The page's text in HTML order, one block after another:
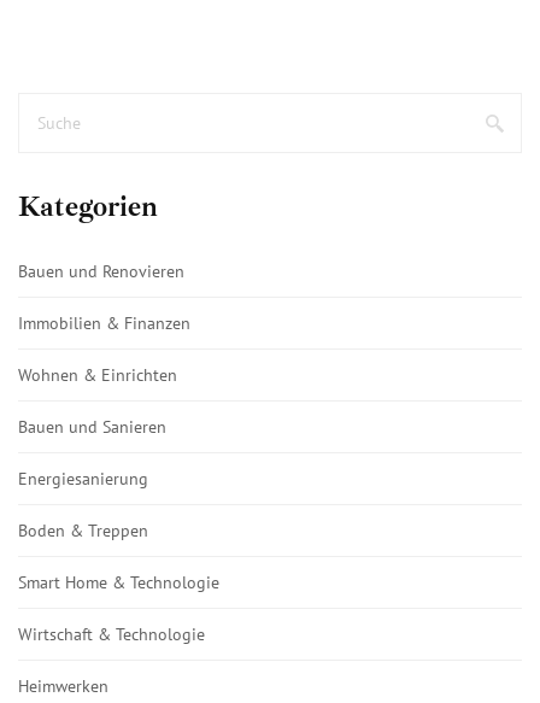
Kategorien
Bauen und Renovieren
Immobilien & Finanzen
Wohnen & Einrichten
Bauen und Sanieren
Energiesanierung
Boden & Treppen
Smart Home & Technologie
Wirtschaft & Technologie
Heimwerken